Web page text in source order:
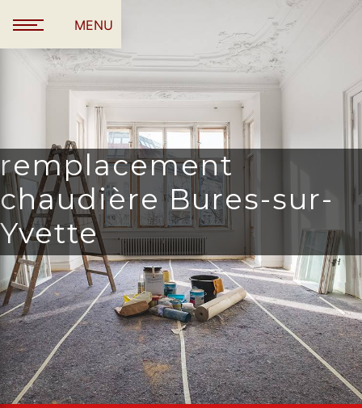
MENU
remplacement
chaudière Bures-sur-
Yvette